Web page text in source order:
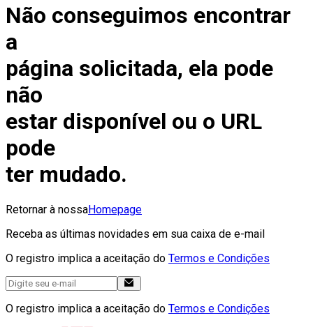
Não conseguimos encontrar
a
página solicitada, ela pode
não
estar disponível ou o URL
pode
ter mudado.
Retornar à nossaHomepage
Receba as últimas novidades em sua caixa de e-mail
O registro implica a aceitação do Termos e Condições
O registro implica a aceitação do Termos e Condições